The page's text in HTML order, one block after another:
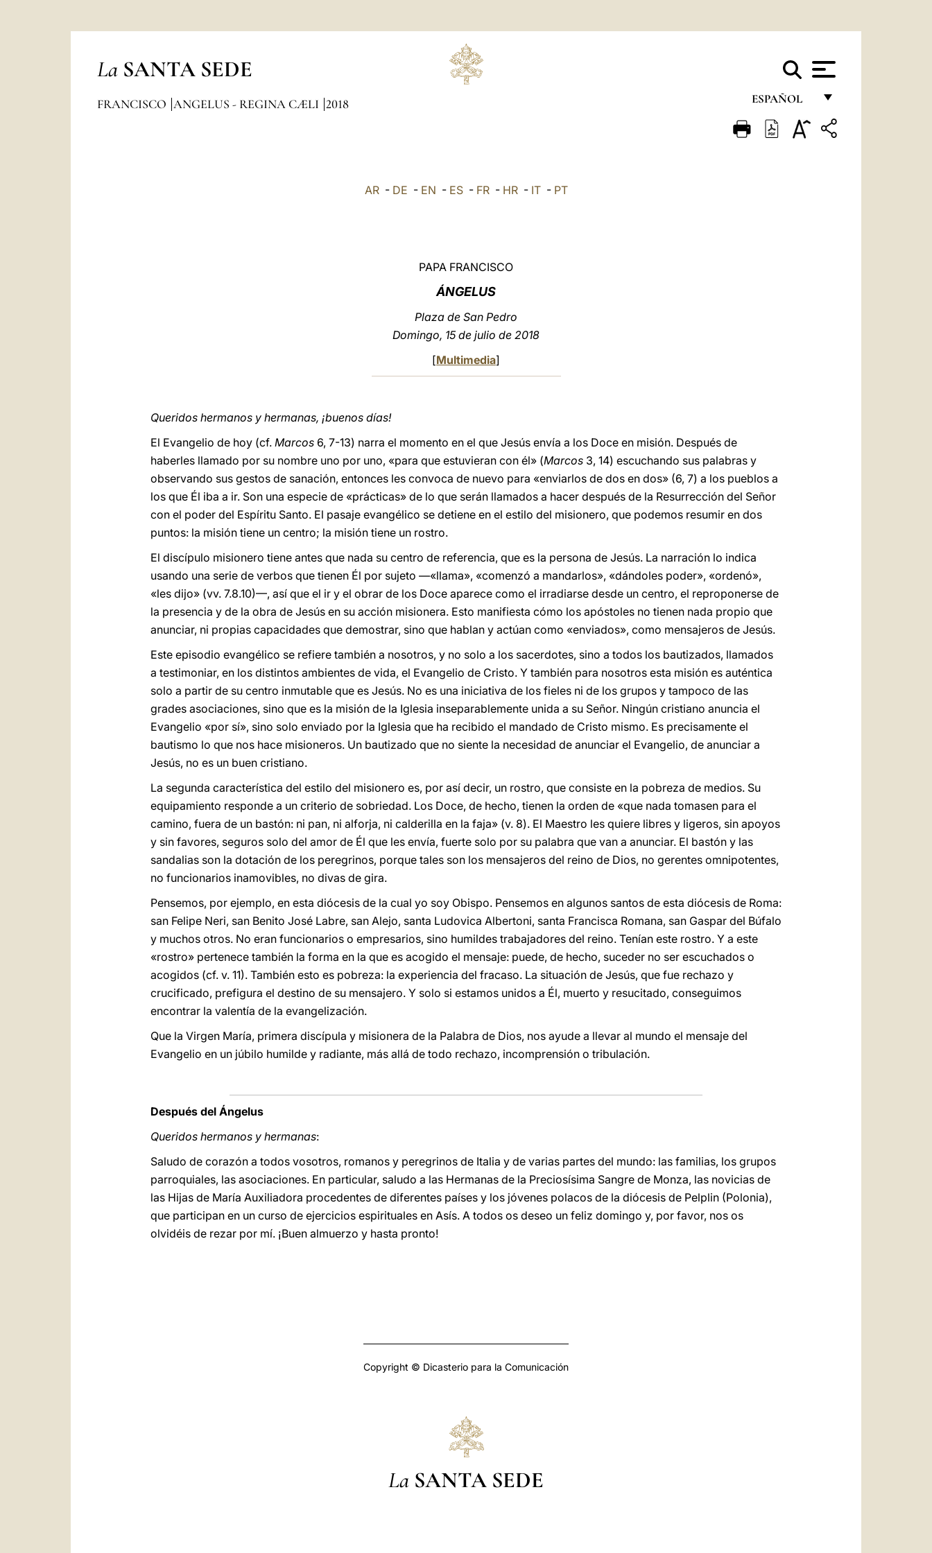
La SANTA SEDE
ESPAÑOL
FRANÇAIS
FRANCISCO ANGELUS - REGINA CÆLI 2018
AR- DE - EN - ES- FR- HR- IT- PT
PAPA FRANCISCO
ÁNGELUS
Plaza de San Pedro
Domingo, 15 de julio de 2018
[Multimedia]
Queridos hermanos y hermanas, ¡buenos días!
El Evangelio de hoy (cf. Marcos 6, 7-13) narra el momento en el que Jesús envía a los Doce en misión. Después de
haberles llamado por su nombre uno por uno, «para que estuvieran con él» (Marcos 3, 14) escuchando sus palabras y
observando sus gestos de sanación, entonces les convoca de nuevo para «enviarlos de dos en dos» (6, 7) a los pueblos a
los que Él iba a ir. Son una especie de «prácticas» de lo que serán llamados a hacer después de la Resurrección del Señor
con el poder del Espíritu Santo. El pasaje evangélico se detiene en el estilo del misionero, que podemos resumir en dos
puntos: la misión tiene un centro; la misión tiene un rostro.
El discípulo misionero tiene antes que nada su centro de referencia, que es la persona de Jesús. La narración lo indica
usando una serie de verbos que tienen Él por sujeto —«llama», «comenzó a mandarlos», «dándoles poder», «ordenó»,
«les dijo» (vv. 7.8.10)—, así que el ir y el obrar de los Doce aparece como el irradiarse desde un centro, el reproponerse de
la presencia y de la obra de Jesús en su acción misionera. Esto manifiesta cómo los apóstoles no tienen nada propio que
anunciar, ni propias capacidades que demostrar, sino que hablan y actúan como «enviados», como mensajeros de Jesús.
Este episodio evangélico se refiere también a nosotros, y no solo a los sacerdotes, sino a todos los bautizados, llamados
a testimoniar, en los distintos ambientes de vida, el Evangelio de Cristo. Y también para nosotros esta misión es auténtica
solo a partir de su centro inmutable que es Jesús. No es una iniciativa de los fieles ni de los grupos y tampoco de las
grades asociaciones, sino que es la misión de la Iglesia inseparablemente unida a su Señor. Ningún cristiano anuncia el
Evangelio «por sí», sino solo enviado por la Iglesia que ha recibido el mandado de Cristo mismo. Es precisamente el
bautismo lo que nos hace misioneros. Un bautizado que no siente la necesidad de anunciar el Evangelio, de anunciar a
Jesús, no es un buen cristiano.
La segunda característica del estilo del misionero es, por así decir, un rostro, que consiste en la pobreza de medios. Su
equipamiento responde a un criterio de sobriedad. Los Doce, de hecho, tienen la orden de «que nada tomasen para el
camino, fuera de un bastón: ni pan, ni alforja, ni calderilla en la faja» (v. 8). El Maestro les quiere libres y ligeros, sin apoyos
y sin favores, seguros solo del amor de Él que les envía, fuerte solo por su palabra que van a anunciar. El bastón y las
sandalias son la dotación de los peregrinos, porque tales son los mensajeros del reino de Dios, no gerentes omnipotentes,
no funcionarios inamovibles, no divas de gira.
Pensemos, por ejemplo, en esta diócesis de la cual yo soy Obispo. Pensemos en algunos santos de esta diócesis de Roma:
san Felipe Neri, san Benito José Labre, san Alejo, santa Ludovica Albertoni, santa Francisca Romana, san Gaspar del Búfalo
y muchos otros. No eran funcionarios o empresarios, sino humildes trabajadores del reino. Tenían este rostro. Y a este
«rostro» pertenece también la forma en la que es acogido el mensaje: puede, de hecho, suceder no ser escuchados o
acogidos (cf. v. 11). También esto es pobreza: la experiencia del fracaso. La situación de Jesús, que fue rechazo y
crucificado, prefigura el destino de su mensajero. Y solo si estamos unidos a Él, muerto y resucitado, conseguimos
encontrar la valentía de la evangelización.
Que la Virgen María, primera discípula y misionera de la Palabra de Dios, nos ayude a llevar al mundo el mensaje del
Evangelio en un júbilo humilde y radiante, más allá de todo rechazo, incomprensión o tribulación.
Después del Ángelus
Queridos hermanos y hermanas:
Saludo de corazón a todos vosotros, romanos y peregrinos de Italia y de varias partes del mundo: las familias, los grupos
parroquiales, las asociaciones. En particular, saludo a las Hermanas de la Preciosísima Sangre de Monza, las novicias de
las Hijas de María Auxiliadora procedentes de diferentes países y los jóvenes polacos de la diócesis de Pelplin (Polonia),
que participan en un curso de ejercicios espirituales en Asís. A todos os deseo un feliz domingo y, por favor, nos os
olvidéis de rezar por mí. ¡Buen almuerzo y hasta pronto!
Copyright © Dicasterio para la Comunicación
La SANTA SEDE